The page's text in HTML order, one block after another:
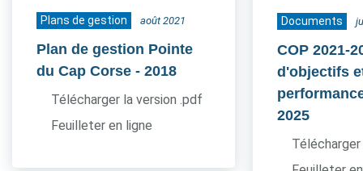
Plans de gestion août 2021
Plan de gestion Pointe
du Cap Corse - 2018
Télécharger la version .pdf
Feuilleter en ligne
Documents
COP 2021-
d'objectifs
2025